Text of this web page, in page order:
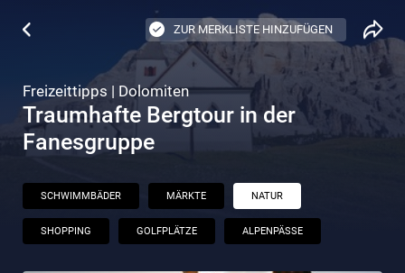
ZUR MERKLISTE HINZUFÜGEN
Freizeittipps | Dolomiten
Traumhafte Bergtour in der
Fanesgruppe
SCHWIMMBÄDER MÄRKTE NATUR
SHOPPING GOLFPLÄTZE ALPENPÄSSE